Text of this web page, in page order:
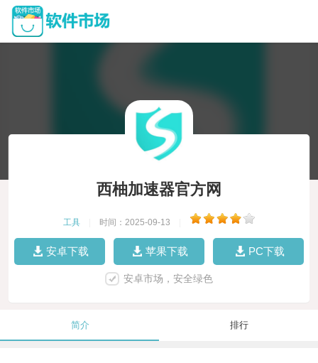
西柚加速器官方网
工具 时间：2025-09-13
安卓下载 苹果下载 PC下载
安卓市场，安全绿色
简介 排行